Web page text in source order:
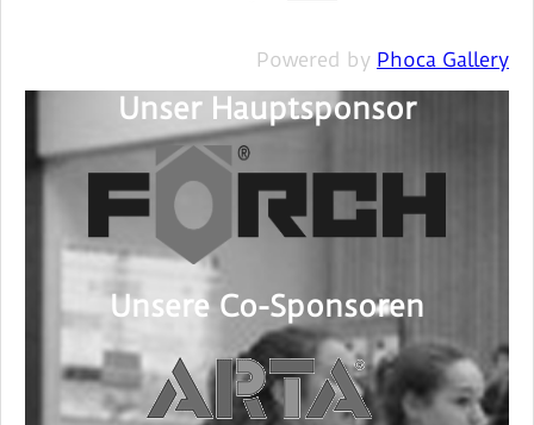
Powered by Phoca Gallery
Unser Hauptsponsor
Unsere Co-Sponsoren